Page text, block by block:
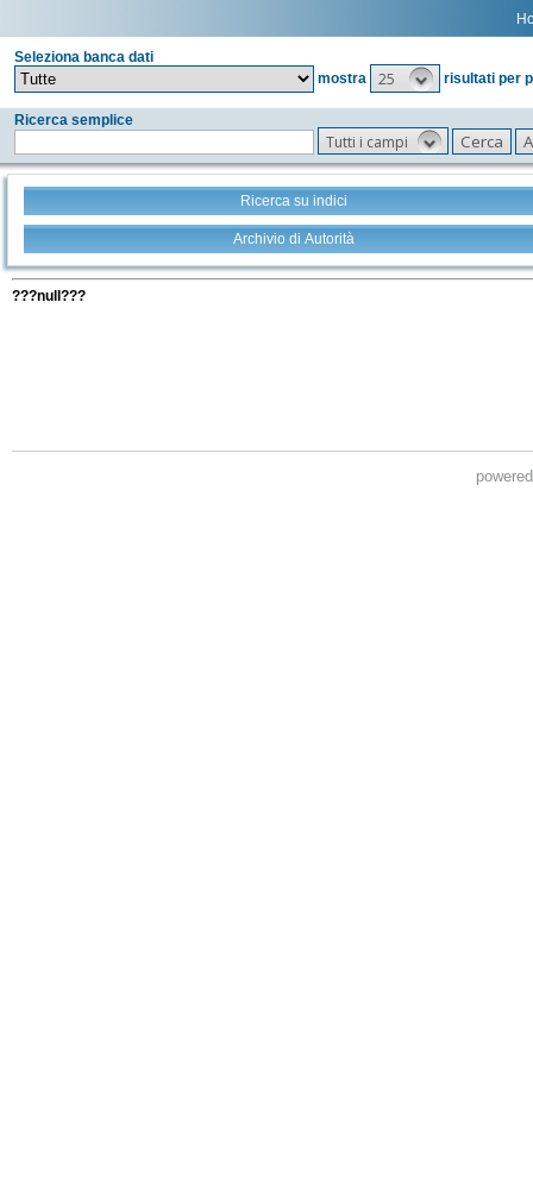
Seleziona banca dati
mostra
25 risultati per
Ricerca semplice
Tutti i campi
Ricerca su indici
Archivio di Autorità
???null???